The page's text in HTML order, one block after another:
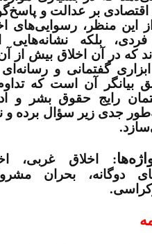
بر عدالت و
این منظر، رسوایی‌های
بلکه
که در آن اخلاق بیش از
گفتمانی و
بیانگر آن است که
رایج حقوق بشر و
جدی زیر سؤال برده و
: اخلاق غربی،
دوگانه، بحران